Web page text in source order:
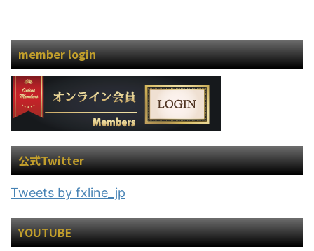
member login
公式Twitter
Tweets by fxline_jp
YOUTUBE